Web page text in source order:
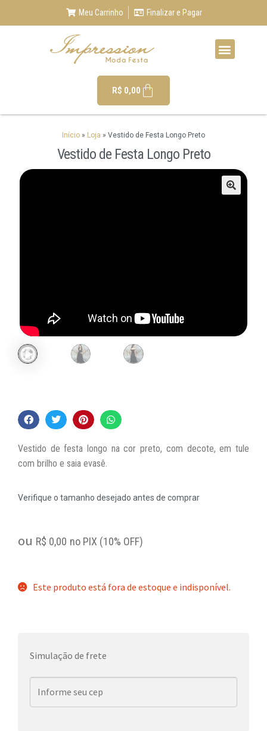
Meu Carrinho Finalizar e Pagar
R$ 0,00
Início » Loja » Vestido de Festa Longo Preto
Vestido de Festa Longo Preto
Vestido de festa longo na cor preto, com decote, em tule
com brilho e saia evasê.
Verifique o tamanho desejado antes de comprar
ou R$ 0,00 no PIX (10% OFF)
Este produto está fora de estoque e indisponível.
Simulação de frete